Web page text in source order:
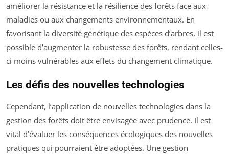
améliorer la résistance et la résilience des forêts face aux
maladies ou aux changements environnementaux. En
favorisant la diversité génétique des espèces d’arbres, il est
possible d’augmenter la robustesse des forêts, rendant celles-
ci moins vulnérables aux effets du changement climatique.
Les défis des nouvelles technologies
Cependant, l’application de nouvelles technologies dans la
gestion des forêts doit être envisagée avec prudence. Il est
vital d’évaluer les conséquences écologiques des nouvelles
pratiques qui pourraient être adoptées. Une gestion